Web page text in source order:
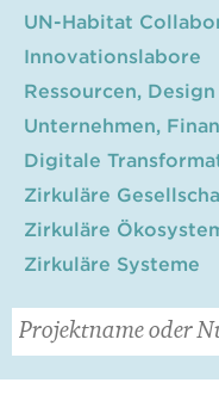
UN-Habitat
Innovationslabore
Ressourcen,
Unternehmen,
Digitale
Zirkuläre
Zirkuläre
Zirkuläre Systeme